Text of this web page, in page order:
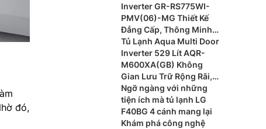
đó,
Inverter GR-RS775WI-
PMV(06)-MG Thiết Kế
Đẳng Cấp, Thông Minh
Cho Gia Đình Hiện Đại
Tủ Lạnh Aqua Multi Door
Inverter 529 Lít AQR-
M600XA(GB) Không
Gian Lưu Trữ Rộng Rãi,
Tiết Kiệm Điện Hiệu Quả
Ngỡ ngàng với những
tiện ích mà tủ lạnh LG
F40BG 4 cánh mang lại
Khám phá công nghệ